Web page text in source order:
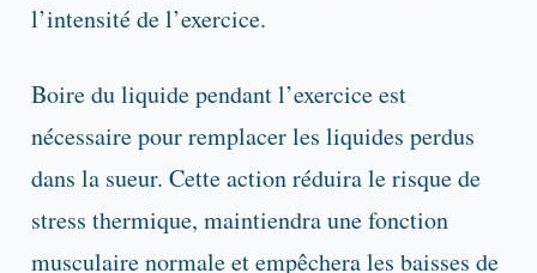
l’intensité de l’exercice.
Boire du liquide pendant l’exercice est
nécessaire pour remplacer les liquides perdus
dans la sueur. Cette action réduira le risque de
stress thermique, maintiendra une fonction
musculaire normale et empêchera les baisses de